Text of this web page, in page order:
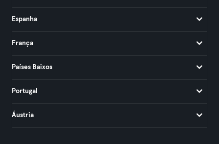
Espanha
França
Países Baixos
Portugal
Áustria